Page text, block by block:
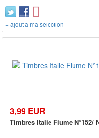
+ ajout à ma sélection
3,99 EUR
Timbres Italie Fiume N°152/